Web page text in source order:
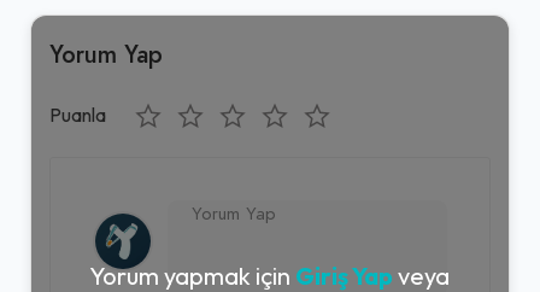
Yorum Yap
Puanla
Yorum yapmak için Giriş Yap veya